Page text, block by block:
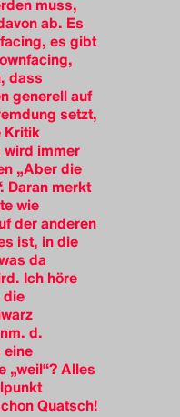
muss,
ab. Es
es gibt
dass
generell auf
setzt,
Kritik
wird immer
„Aber die
Daran merkt
wie
der anderen
ist, in die
da
Ich höre
die
d.
„weil“? Alles
Quatsch!